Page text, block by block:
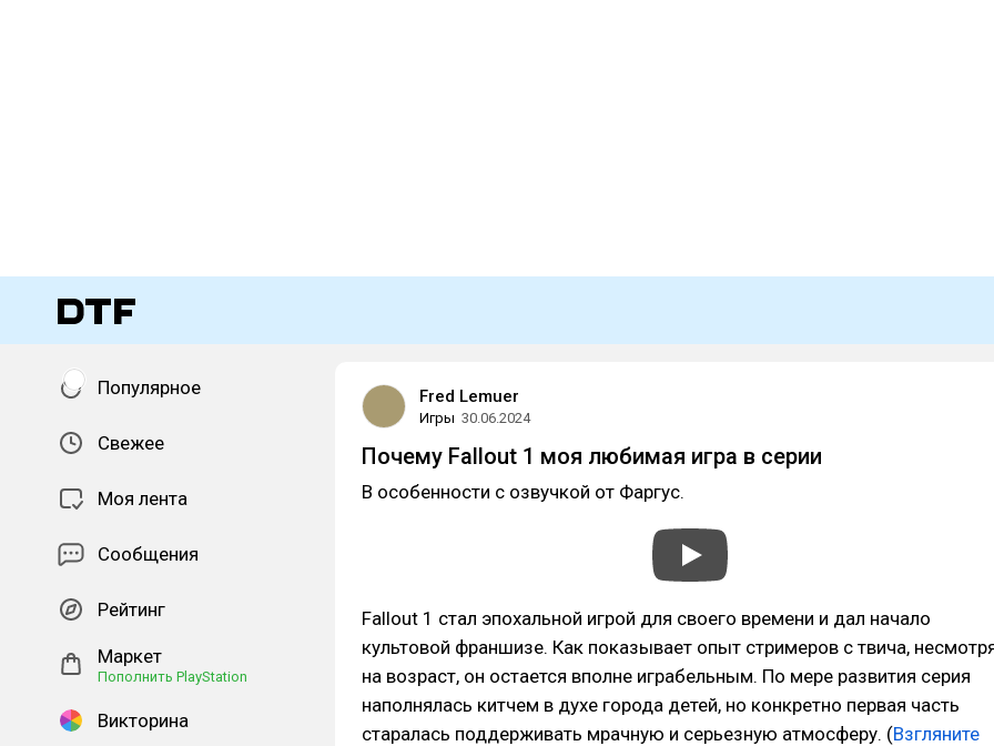
Популярное
Свежее
Моя лента
Сообщения
Рейтинг
Маркет
Пополнить PlayStation
Викторина
Fred Lemuer
Игры 30.06.2024
Почему Fallout 1 моя любимая игра в серии
В особенности с озвучкой от Фаргус.
Fallout 1 стал эпохальной игрой для своего времени и дал начало
культовой франшизе. Как показывает опыт стримеров с твича,
на возраст, он остается вполне играбельным. По мере развития серия
наполнялась китчем в духе города детей, но конкретно первая часть
старалась поддерживать мрачную и серьезную атмосферу. (Взгляните